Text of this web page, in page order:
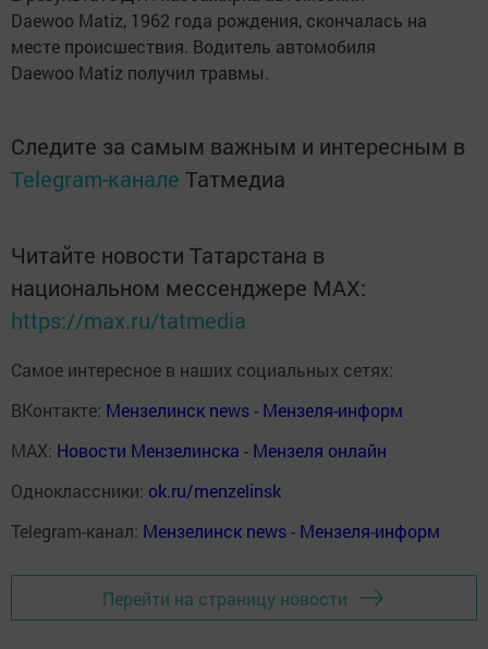
Daewoo Matiz, 1962 года рождения, скончалась на
месте происшествия. Водитель автомобиля
Daewoo Matiz получил травмы.
Следите за самым важным и интересным в
Telegram-канале Татмедиа
Читайте новости Татарстана в
национальном мессенджере MАХ:
https://max.ru/tatmedia
Самое интересное в наших социальных сетях:
ВКонтакте: Мензелинск news - Мензеля-информ
MAX: Новости Мензелинска - Мензеля онлайн
Одноклассники: ok.ru/menzelinsk
Telegram-канал: Мензелинск news - Мензеля-информ
Перейти на страницу новости